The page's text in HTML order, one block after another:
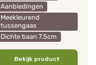
Aanbiedingen
Meekleurend
tussengaas
Dichte baan 7.5cm
Bekijk product